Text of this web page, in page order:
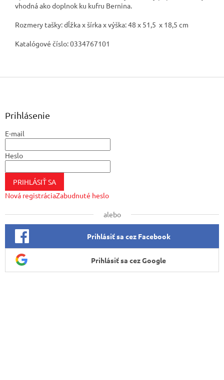
vhodná ako doplnok ku kufru Bernina.
Rozmery tašky: dĺžka x šírka x výška: 48 x 51,5 x 18,5 cm
Katalógové číslo: 0334767101
Z
Prihlásenie
E-mail
Heslo
PRIHLÁSIŤ SA
Nová registráciaZabudnuté heslo
alebo
Prihlásiť sa cez Facebook
Prihlásiť sa cez Google